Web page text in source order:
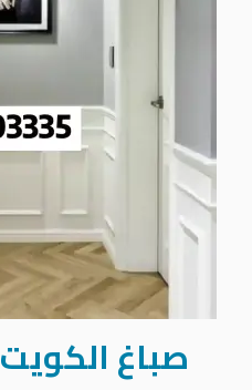
صباغ الكويت